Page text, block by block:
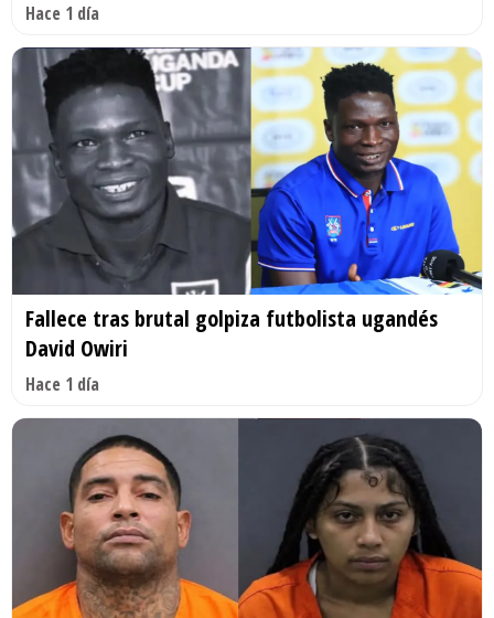
Hace 1 día
Fallece tras brutal golpiza futbolista ugandés
David Owiri
Hace 1 día